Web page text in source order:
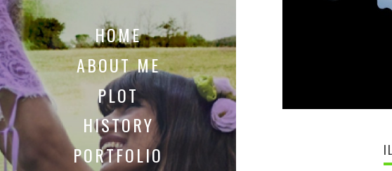
HOME
ABOUT ME
PLOT
HISTORY
PORTFOLIO